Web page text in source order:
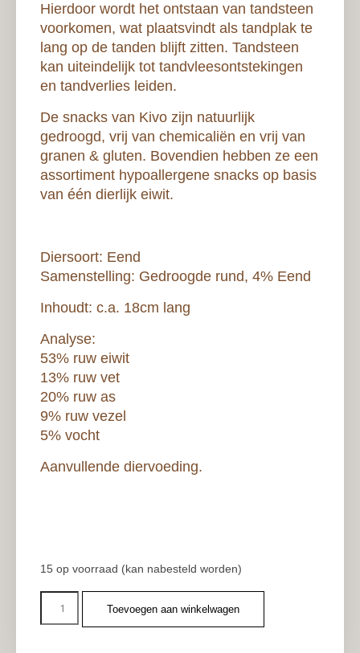
Hierdoor wordt het ontstaan van tandsteen
voorkomen, wat plaatsvindt als tandplak te
lang op de tanden blijft zitten. Tandsteen
kan uiteindelijk tot tandvleesontstekingen
en tandverlies leiden.
De snacks van Kivo zijn natuurlijk
gedroogd, vrij van chemicaliën en vrij van
granen & gluten. Bovendien hebben ze een
assortiment hypoallergene snacks op basis
van één dierlijk eiwit.
Diersoort: Eend
Samenstelling: Gedroogde rund, 4% Eend
Inhoudt: c.a. 18cm lang
Analyse:
53% ruw eiwit
13% ruw vet
20% ruw as
9% ruw vezel
5% vocht
Aanvullende diervoeding.
15 op voorraad (kan nabesteld worden)
Toevoegen aan winkelwagen